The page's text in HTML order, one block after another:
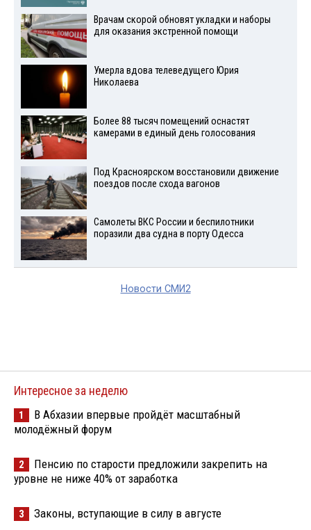
Врачам скорой обновят укладки и наборы
для оказания экстренной помощи
Умерла вдова телеведущего Юрия
Николаева
Более 88 тысяч помещений оснастят
камерами в единый день голосования
Под Красноярском восстановили движение
поездов после схода вагонов
Самолеты ВКС России и беспилотники
поразили два судна в порту Одесса
Новости СМИ2
Интересное за неделю
1
В Абхазии впервые пройдёт масштабный
молодёжный форум
2
Пенсию по старости предложили закрепить на
уровне не ниже 40% от заработка
3 Законы, вступающие в силу в августе